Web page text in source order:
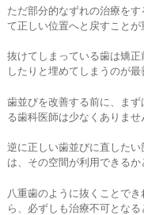
ただ部分的なずれの治療を
て正しい位置へと戻すことが
抜けてしまっている歯は矯
したりと埋めてしまうのが最
歯並びを改善する前に、ま
る歯科医師は少なくありませ
逆に正しい歯並びに直した
は、その空間が利用できるか
八重歯のように抜くことで
ら、必ずしも治療不可となる